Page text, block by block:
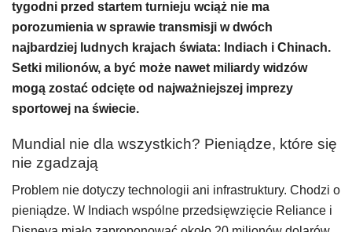
tygodni przed startem turnieju wciąż nie ma
porozumienia w sprawie transmisji w dwóch
najbardziej ludnych krajach świata: Indiach i Chinach.
Setki milionów, a być może nawet miliardy widzów
mogą zostać odcięte od najważniejszej imprezy
sportowej na świecie.
Mundial nie dla wszystkich? Pieniądze, które się
nie zgadzają
Problem nie dotyczy technologii ani infrastruktury. Chodzi o
pieniądze. W Indiach wspólne przedsięwzięcie Reliance i